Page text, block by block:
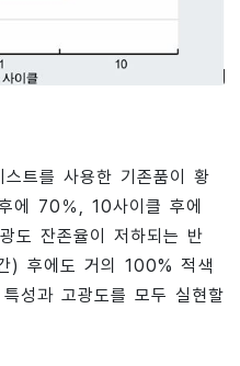
트를 사용한 기존품이 황
에 70％, 10사이클 후에
도 잔존율이 저하되는 반
) 후에도 거의 100% 적색
성과 고광도를 모두 실현할